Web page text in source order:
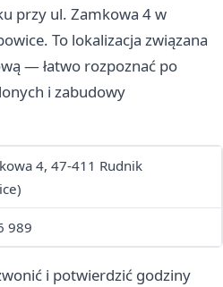
przy ul. Zamkowa 4 w
To lokalizacja związana
— łatwo rozpoznać po
i zabudowy
4, 47-411 Rudnik
989
i potwierdzić godziny